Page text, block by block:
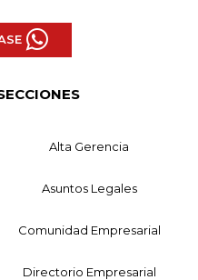
Alta Gerencia
Asuntos Legales
Comunidad Empresarial
Directorio Empresarial